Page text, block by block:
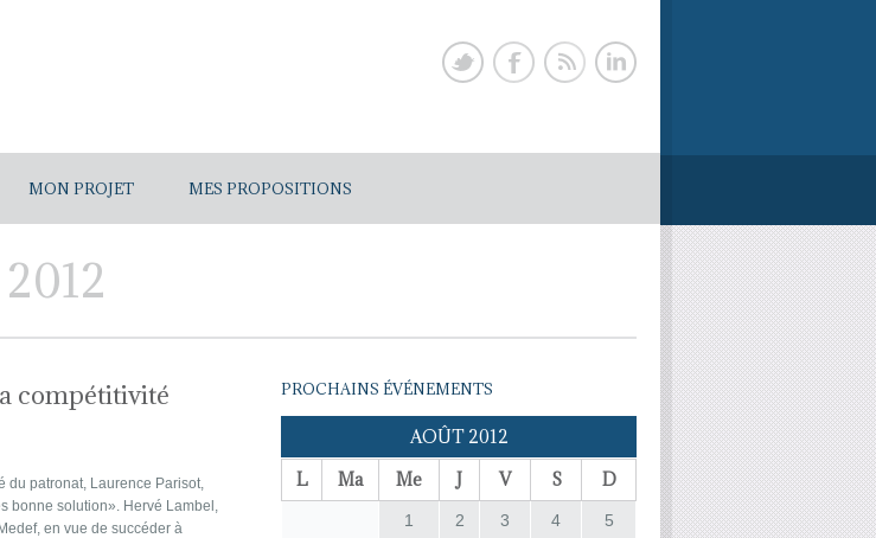
MON PROJET MES PROPOSITIONS
compétitivité
du patronat, Laurence Parisot,
bonne solution». Hervé Lambel,
en vue de succéder à
PROCHAINS ÉVÉNEMENTS
AOÛT 2012
L
Ma Me J V S D
1 2 3 4 5